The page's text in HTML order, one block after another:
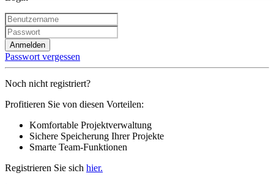
Anmelden
Passwort vergessen
Noch nicht registriert?
Profitieren Sie von diesen Vorteilen:
Komfortable Projektverwaltung
Sichere Speicherung Ihrer Projekte
Smarte Team-Funktionen
Registrieren Sie sich hier.